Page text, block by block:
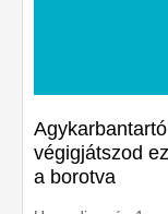
végigjátszod
a borotva